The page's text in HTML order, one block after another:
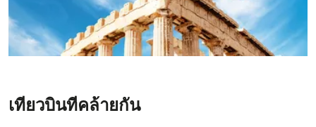
เที่ยวบินที่คล้ายกัน